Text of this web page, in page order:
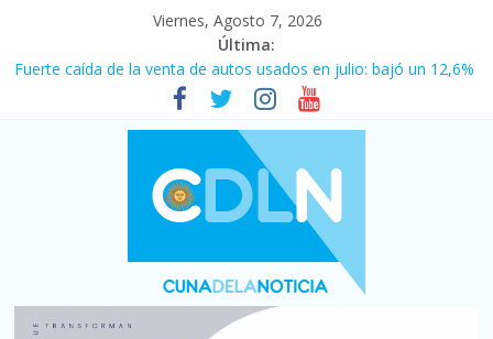
Viernes, Agosto 7, 2026
Última:
Fuerte caída de la venta de autos usados en julio: bajó un 12,6%
Central venció 1 a 0 al River de Coudet en el Monumental
La morosidad alcanzó su nivel más alto en dos décadas y ya
afecta a 400 mil deudores en Santa Fe
Desde que asumió Milei cerraron 41.000 kioscos: el sector
denuncia crisis como en 2001
Vacaciones de invierno con más movimiento y consumo
turístico: 4,6 millones de personas viajaron por el país, un 5,9%